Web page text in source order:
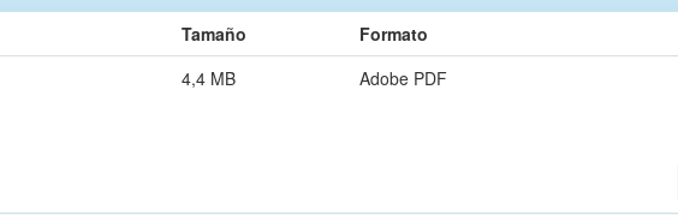
Tamaño
Formato
4,4 MB Adobe PDF